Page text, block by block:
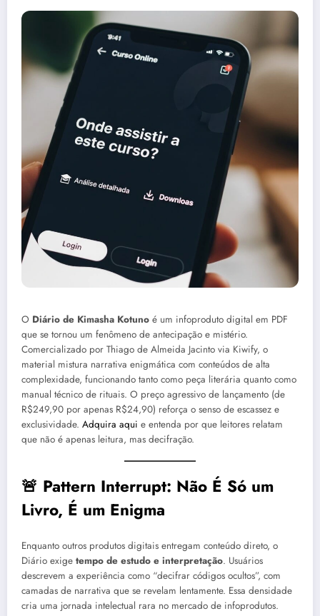
O Diário de Kimasha Kotuno é um infoproduto digital em PDF
que se tornou um fenômeno de antecipação e mistério.
Comercializado por Thiago de Almeida Jacinto via Kiwify, o
material mistura narrativa enigmática com conteúdos de alta
complexidade, funcionando tanto como peça literária quanto como
manual técnico de rituais. O preço agressivo de lançamento (de
R$249,90 por apenas R$24,90) reforça o senso de escassez e
exclusividade. Adquira aqui e entenda por que leitores relatam
que não é apenas leitura, mas decifração.
🚨 Pattern Interrupt: Não É Só um
Livro, É um Enigma
Enquanto outros produtos digitais entregam conteúdo direto, o
Diário exige tempo de estudo e interpretação. Usuários
descrevem a experiência como “decifrar códigos ocultos”, com
camadas de narrativa que se revelam lentamente. Essa densidade
cria uma jornada intelectual rara no mercado de infoprodutos.